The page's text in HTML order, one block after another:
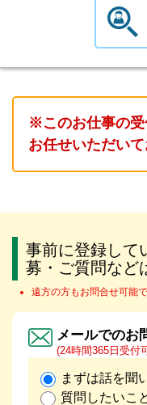
※このお仕事の受
お任せいただいて
事前に登録して
募・ご質問など
遠方の方もお問合せ可能
メールでのお
(24時間365日受付
まずは話を聞
質問したいこ